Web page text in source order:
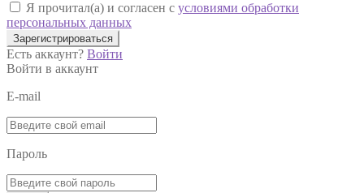
Я прочитал(а) и согласен с условиями обработки
персональных данных
Зарегистрироваться
Есть аккаунт? Войти
Войти в аккаунт
E-mail
Пароль